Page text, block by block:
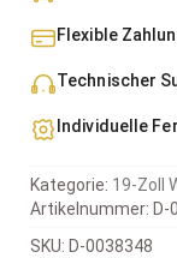
SKU: D-0038348
Flexible
Technischer
Individuelle
Artikelnummer: D-
Kategorie: 19-Zoll